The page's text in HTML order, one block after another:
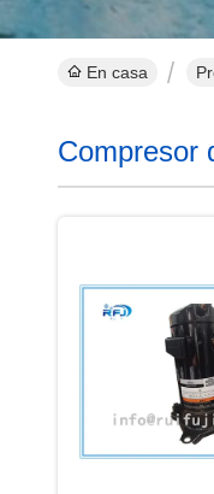
En casa
Compresor